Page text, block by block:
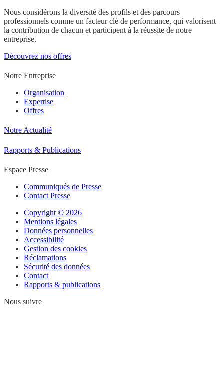
Nous considérons la diversité des profils et des parcours
professionnels comme un facteur clé de performance, qui valorisent
la contribution de chacun et participent à la réussite de notre
entreprise.
Découvrez nos offres
Notre Entreprise
Organisation
Expertise
Offres
Notre Actualité
Rapports & Publications
Espace Presse
Communiqués de Presse
Contact Presse
Copyright © 2026
Mentions légales
Données personnelles
Accessibilité
Gestion des cookies
Réclamations
Sécurité des données
Contact
Rapports & publications
Nous suivre